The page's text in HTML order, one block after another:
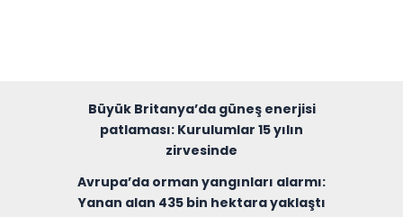
Büyük Britanya’da güneş enerjisi
patlaması: Kurulumlar 15 yılın
zirvesinde
Avrupa’da orman yangınları alarmı:
Yanan alan 435 bin hektara yaklaştı